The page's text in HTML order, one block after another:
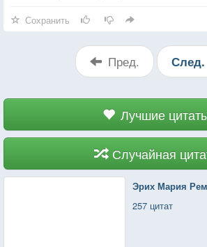
был неожиданным – нам стало
Сохранить
Пред. След.
Лучшие
Случайная
Эрих Мария
257 цитат